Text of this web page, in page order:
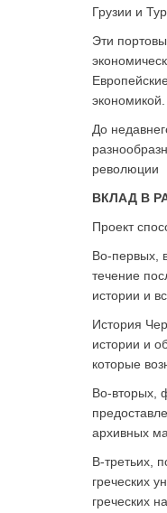
Грузии и
Эти
экономикой.
До
революции
ВКЛАД В
Проект
Во-первых,
течение
истории и
История
истории и
которые
Во-вторых,
архивных
В-третьих,
греческих
греческих